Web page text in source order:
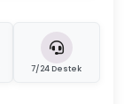
7/24 Destek